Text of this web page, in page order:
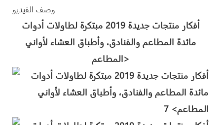
وصف الفيديو
أفكار منتجات جديدة 2019 مبتكرة لطاولات أدوات
مائدة المطاعم والفنادق، وأطباق العشاء لأواني
المطاعم>